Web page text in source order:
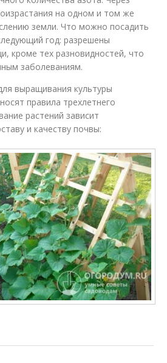
на одном и том же
земли. Что можно посадить
год: разрешены
кроме тех разновидностей, что
заболеваниям.
выращивания культуры
правила трехлетнего
растений зависит
и качеству почвы: